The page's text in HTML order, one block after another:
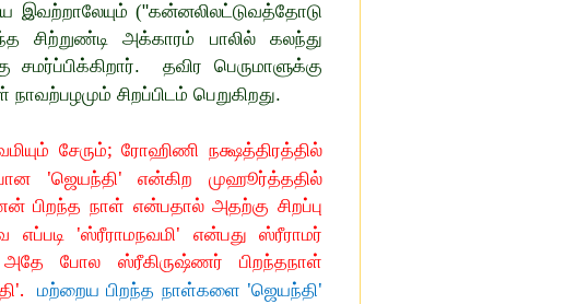
இவற்றாலேயும்("கன்னலிலட்டுவத்தோடு
சிற்றுண்டி அக்காரம் பாலில் கலந்து
தவிர பெருமாளுக்கு
சிறப்பிடம் பெறுகிறது.
சேரும்;ரோஹிணி நக்ஷத்திரத்தில்
'ஜெயந்தி'என்கிற முஹூர்த்ததில்
நாள் என்பதால் அதற்கு சிறப்பு
எப்படி 'ஸ்ரீராமநவமி'
என்பது ஸ்ரீராமர்
போல ஸ்ரீகிருஷ்ணர் பிறந்தநாள்
'.மற்றைய பிறந்த நாள்களை 'ஜெயந்தி'